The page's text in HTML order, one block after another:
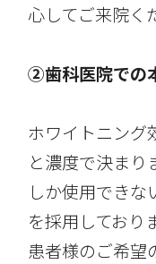
心してご来院く
②歯科医院での
ホワイトニング
と濃度で決まり
しか使用でき
を採用しており
患者様のご希望